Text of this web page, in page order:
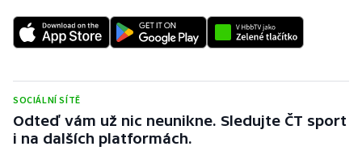
SOCIÁLNÍ SÍTĚ
Odteď vám už nic neunikne. Sledujte ČT sport
i na dalších platformách.